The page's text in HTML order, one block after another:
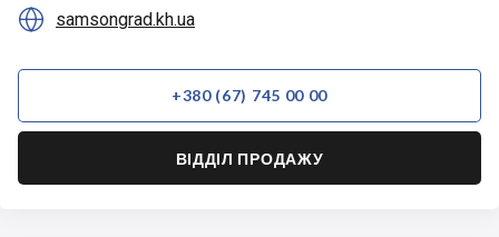
 samsongrad.kh.ua
+380 (67) 745 00 00
ВІДДІЛ ПРОДАЖУ